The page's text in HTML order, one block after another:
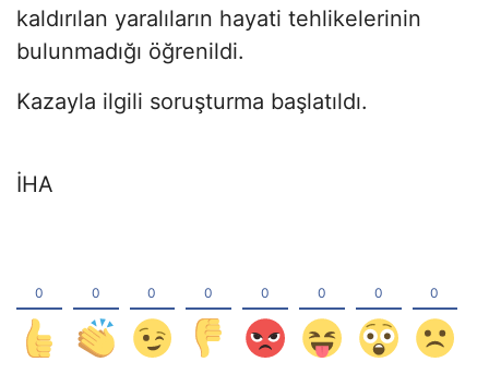
kaldırılan yaralıların hayati tehlikelerinin
bulunmadığı öğrenildi.
Kazayla ilgili soruşturma başlatıldı.
İHA